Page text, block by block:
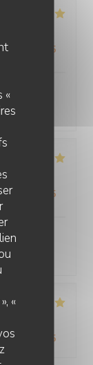
«
«
/ Prix /5
/ Prix /5
avec une
/ Prix /5